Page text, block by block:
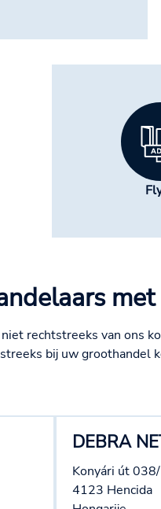
rechtstreeks van ons
bij uw groothandel
DEBRA
Konyári út
4123 Hencida